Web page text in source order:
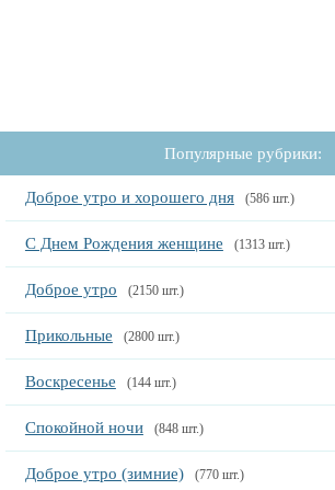
Популярные рубрики:
Доброе утро и хорошего дня (586 шт.)
С Днем Рождения женщине (1313 шт.)
Доброе утро (2150 шт.)
Прикольные (2800 шт.)
Воскресенье (144 шт.)
Спокойной ночи (848 шт.)
Доброе утро (зимние) (770 шт.)